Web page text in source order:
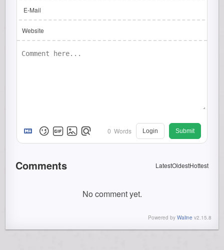
E-Mail
Website
0 Words Login Submit
Comments LatestOldestHottest
No comment yet.
Powered by Waline v2.15.8